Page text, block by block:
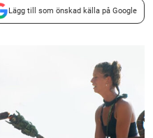
Lägg till som önskad källa på Google